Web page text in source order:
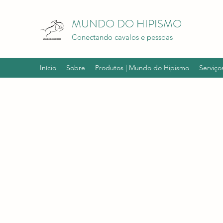
MUNDO DO HIPISMO
Conectando cavalos e pessoas
Início Sobre Produtos | Mundo do Hipismo